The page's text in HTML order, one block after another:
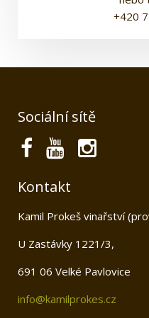
+420
Sociální sítě
Kontakt
Kamil Prokeš vinařství
U Zastávky 1221/3,
691 06 Velké Pavlovice
info@kamilprokes.cz